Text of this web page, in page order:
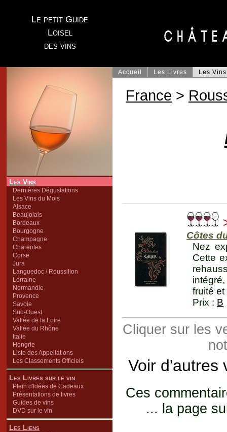
Le petit Guide
Loisel
des vins
Les Vins
Dernières Dégustations
Les Vins du Mois
Alsace
Beaujolais
Bordeaux
Bourgogne
Champagne
Charentes
Corse
Jura
Languedoc / Roussillon
Lorraine
Normandie
Provence
Savoie
Sud-Ouest
Vallée de la Loire
Vallée du Rhône
Italie
Hongrie
Liste des Appellations
Les Classements Officiels
Les Livres sur le vin
Plein d'Idées de Cadeaux
Présentations de livres
Guides de vins
DVD sur le vin
Les Liens
Accueil Les Livres Les Vins
France >
Côtes
Nez
Cette
fruité
Prix : B
Cliquer sur les
Voir d'autres
Ces
... la page